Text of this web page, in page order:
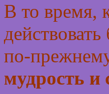
В то время,
по-
мудрость и